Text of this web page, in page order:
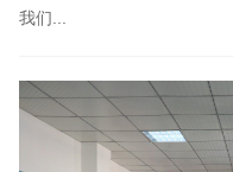
我们...